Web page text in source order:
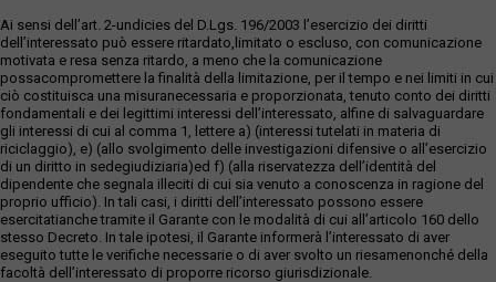
Ai sensi dell’art. 2-undicies del D.Lgs. 196/2003 l’esercizio dei diritti
dell’interessato può essere ritardato,limitato o escluso, con comunicazione
motivata e resa senza ritardo, a meno che la comunicazione
possacompromettere la finalità della limitazione, per il tempo e nei limiti in cui
ciò costituisca una misuranecessaria e proporzionata, tenuto conto dei diritti
fondamentali e dei legittimi interessi dell’interessato, alfine di salvaguardare
gli interessi di cui al comma 1, lettere a) (interessi tutelati in materia di
riciclaggio), e) (allo svolgimento delle investigazioni difensive o all’esercizio
di un diritto in sedegiudiziaria)ed f) (alla riservatezza dell’identità del
dipendente che segnala illeciti di cui sia venuto a conoscenza in ragione del
proprio ufficio). In tali casi, i diritti dell’interessato possono essere
esercitatianche tramite il Garante con le modalità di cui all’articolo 160 dello
stesso Decreto. In tale ipotesi, il Garante informerà l’interessato di aver
eseguito tutte le verifiche necessarie o di aver svolto un riesamenonché della
facoltà dell’interessato di proporre ricorso giurisdizionale.